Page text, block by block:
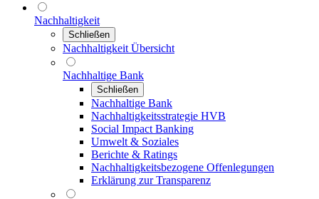
Nachhaltigkeit
Schließen
Nachhaltigkeit Übersicht
Nachhaltige Bank
Schließen
Nachhaltige Bank
Nachhaltigkeitsstrategie HVB
Social Impact Banking
Umwelt & Soziales
Berichte & Ratings
Nachhaltigkeitsbezogene Offenlegungen
Erklärung zur Transparenz